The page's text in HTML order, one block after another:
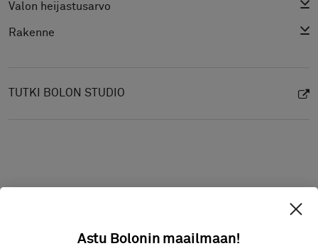
Valon heijastusarvo
Rakenne
TUTKI BOLON STUDIO
Astu Bolonin maailmaan!